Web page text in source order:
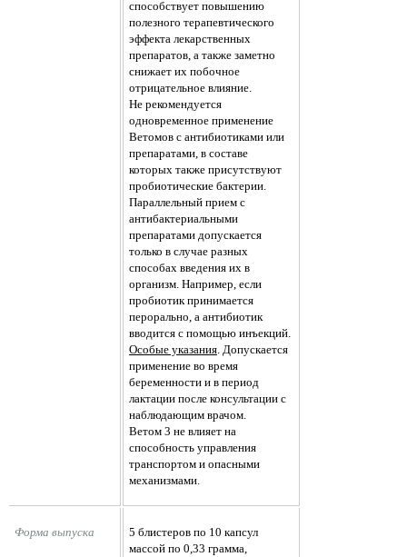
способствует повышению
полезного терапевтического
эффекта лекарственных
препаратов, а также заметно
снижает их побочное
отрицательное влияние.
Не рекомендуется
одновременное применение
Ветомов с антибиотиками или
препаратами, в составе
которых также присутствуют
пробиотические бактерии.
Параллельный прием с
антибактериальными
препаратами допускается
только в случае разных
способах введения их в
организм. Например, если
пробиотик принимается
перорально, а антибиотик
вводится с помощью инъекций.
Особые указания. Допускается
применение во время
беременности и в период
лактации после консультации с
наблюдающим врачом.
Ветом 3 не влияет на
способность управления
транспортом и опасными
механизмами.
Форма выпуска
5 блистеров по 10 капсул
массой по 0,33 грамма,